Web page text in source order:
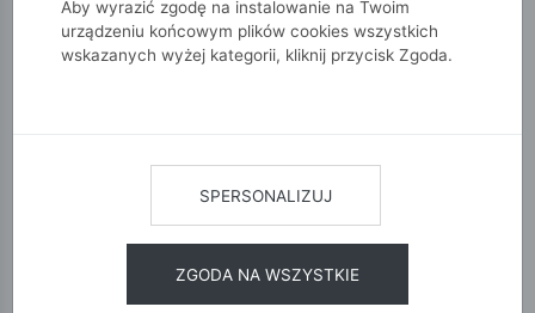
Aby wyrazić zgodę na instalowanie na Twoim
urządzeniu końcowym plików cookies wszystkich
wskazanych wyżej kategorii, kliknij przycisk Zgoda.
SPERSONALIZUJ
ZGODA NA WSZYSTKIE